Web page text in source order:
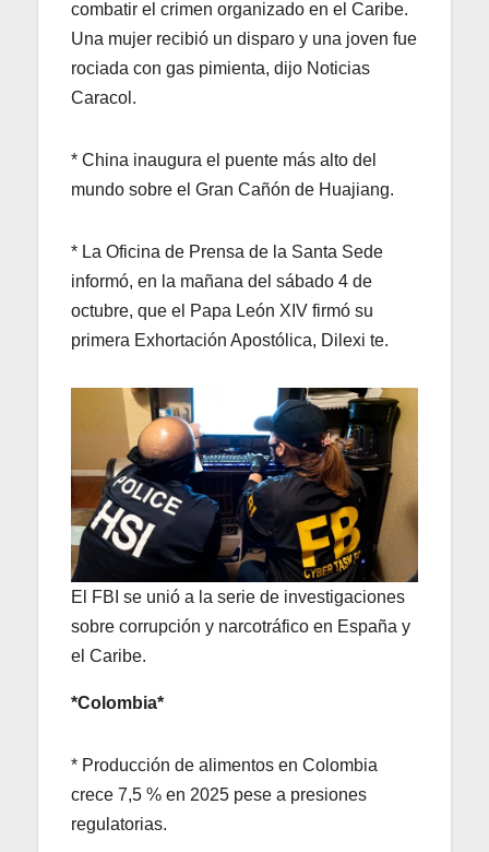
combatir el crimen organizado en el Caribe.
Una mujer recibió un disparo y una joven fue
rociada con gas pimienta, dijo Noticias
Caracol.
* China inaugura el puente más alto del
mundo sobre el Gran Cañón de Huajiang.
* La Oficina de Prensa de la Santa Sede
informó, en la mañana del sábado 4 de
octubre, que el Papa León XIV firmó su
primera Exhortación Apostólica, Dilexi te.
El FBI se unió a la serie de investigaciones
sobre corrupción y narcotráfico en España y
el Caribe.
*Colombia*
* Producción de alimentos en Colombia
crece 7,5 % en 2025 pese a presiones
regulatorias.